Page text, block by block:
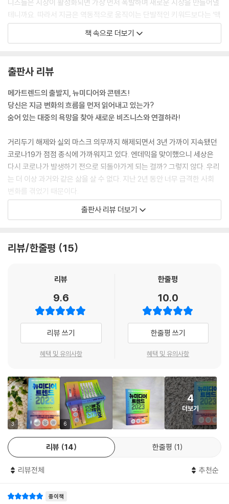
니즈들은 시장이 활성화되면 가장 먼저 폭발하며 새로운 시장을 만들어낼
테니까요. 따라서 지금은 역동적으로 움직이는 단발적인 키워드보다는 ‘맥
락’이 중요한 시점입니다.
니라 ‘1인 미디어 엔터테인먼트 기업’의 도래다. 이제 OTD는 일시적인 현
상이 아닌 하나의 트렌드로 자리 잡았다. 인플루언서 마케팅 허브(Influen
cer Marketing Hub)에 따르면, 전 세계적으로 5,000만 명의 콘텐츠 크
리에이터가 존재하며 이 중 200만 명은 10만 달러(약 1.3억 원) 이상의 소
(약 1.6조 원)의 투자가 이루어졌으며 2022년 크리에이터 경제의 규모도
약 1,040억 달러(약 130조 원)에 달한다고 추정했다. 크리에이터를 기반
으로 하는 경제 생태계가 미래의 새로운 먹거리로 부상했음을 이러한 데이
터를 통해 엿볼 수 있다.
--- p.103
최근 하이퍼리얼리즘이 더 각광받는 이유는 시대적인 요인도 한몫한다. 오
기 때문이다. 물론 지금은 하이퍼리얼리즘의 전성기지만 유사한 콘텐츠가
리얼리즘이 대세 트렌드라는 사실 자체가 아니다. 여기서 우리가 얻어야
할 인사이트는 ‘사람들이 왜 지금 하이퍼리얼리즘에 이토록 열광하는지’에
대해 제대로 아는 것이다. 그래야 시대와 대중의 니즈에 맞게 보다 더 진화
된 하이퍼리얼리즘으로 지금의 관심을 이어갈 수 있다.
2023년의 리본세대는 결코 ‘올드하지’ 않다. 그들은 은퇴했지만 아직 생기
MF를 모두 경험했기 때문에 위기에 강한 맷집과 노련함도 갖고 있다. 따라
서 경기가 침체될수록 리본세대가 가진 파워는 더 주목받게 될 것이며, 소
비의 새로운 축으로 자리할 것이다. 기업 또한 이러한 흐름을 빠르게 읽어
내어 리본세대를 위한 서비스와 상품을 쏟아낼 가능성이 높다.
--- p.222
사람은 미디어의 영향을 받으며 동시에 미디어에 영향을 준다. 그러므로
나의 잠재 고객에 대해 잘 알고 싶다면 뉴미디어를 면밀히 살펴보는 것이
고, 먹고, 마시고, 어디에 방문하는지 알 수 있다. 유튜브를 보면 사람들이
책 속으로 더보기
출판사 리뷰
메가트렌드의 출발지, 뉴미디어와 콘텐츠!
당신은 지금 변화의 흐름을 먼저 읽어내고 있는가?
숨어 있는 대중의 욕망을 찾아 새로운 비즈니스와 연결하라!
거리두기 해제와 실외 마스크 의무까지 해제되면서 3년 가까이 지속됐던
코로나19가 점점 종식에 가까워지고 있다. 엔데믹을 맞이했으니 세상은
다시 코로나가 발생하기 전으로 되돌아가게 되는 걸까? 그렇지 않다. 우리
는 더 이상 과거와 같은 삶을 살 수 없다. 지난 2년 동안 너무 급격한 사회
변화를 겪었기 때문이다.
비대면이 일상화되고 온라인으로 전 세계 사람들이 하나가 되면서 유튜브
미디어는 이제 우리 삶에서 대체할 수 없는 일부가 되어버렸다고 해도 과
상을 변화시킬까? 그리고 그 안에서 우리는 어떤 기회를 발견해야 할까?
『뉴미디어 트렌드 2023』이 바로 그 힌트가 되어줄 수 있다. 샌드박스네트
워크 데이터랩은 대한민국에서 가장 방대한 양의 유튜브 데이터를 분석하
는 팀으로 매일 업로드되는 5만여 개의 콘텐츠와 상위 2만여 개의 유튜브
채널 데이터를 분석한다. 또한 유튜브 공식 파트너사에게 제공되는 채널
내부 데이터를 독점적으로 확보하여 거시적인 트렌드 분석은 물론 크리에
가장 빠르게 트렌드를 반영하는 뉴미디어 콘텐츠들을 분석하면서 이들은
2023년 미디어 업계가 주목해야 할 핵심 키워드로 다음의 5개를 선정했
다. ‘크리에이터 빅웨이브’, ‘하이퍼리얼리즘의 시대’, ‘리본세대’, ‘뉴미디어
와 패션 산업’, ‘주인공들의 성 역할 변천사’가 그것이다. 이러한 콘텐츠와
뉴미디어 속에서 꿈틀대며 모습을 드러내는 대중의 니즈는 과연 무엇인
가? 그 니즈는 어떤 새로운 시장을 탄생시킬까? 그리고 이 키워드들 속에
종사자, 크리에이터를 꿈꾸는 이들, 혹은 기업체에서 혁신적인 브랜딩과
이라면 이 책에서 그 해답을 찾을 수 있을 것이다.
출판사 리뷰 더보기
리뷰/한줄평 15
리뷰
9.6
리뷰 쓰기
혜택 및 유의사항
한줄평
10.0
한줄평 쓰기
혜택 및 유의사항
3 6
4
더보기
리뷰 14 한줄평 1
리뷰전체 추천순
종이책